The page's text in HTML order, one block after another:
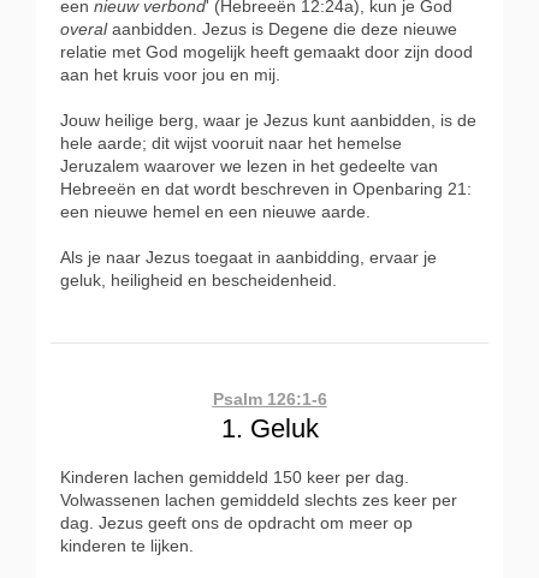
een nieuw verbond' (Hebreeën 12:24a), kun je God
overalaanbidden. Jezus is Degene die deze nieuwe
relatie met God mogelijk heeft gemaakt door zijn dood
aan het kruis voor jou en mij.
Jouw heilige berg, waar je Jezus kunt aanbidden, is de
hele aarde; dit wijst vooruit naar het hemelse
Jeruzalem waarover we lezen in het gedeelte van
Hebreeën en dat wordt beschreven in Openbaring 21:
een nieuwe hemel en een nieuwe aarde.
Als je naar Jezus toegaat in aanbidding, ervaar je
geluk, heiligheid en bescheidenheid.
Psalm 126:1-6
1. Geluk
Kinderen lachen gemiddeld 150 keer per dag.
Volwassenen lachen gemiddeld slechts zes keer per
dag. Jezus geeft ons de opdracht om meer op
kinderen te lijken.